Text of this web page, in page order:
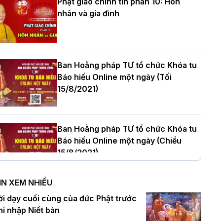
thượng Thích Quảng Tùng tái đắc
Trưởng BTS GHPGVN thành phố Hải
nhiệm kỳ 2026 – 2031
tọa Thích Tâm Chính được suy
tân Trưởng ban Trị sự GHPGVN tỉnh
Nội: Tăng Ni Trường hạ Bồ Đề trang
tác pháp Tiền an cư PL.2570 –
nhân và gia đình
Ban Hoằng pháp TƯ tổ chức Khóa tu
Báo hiếu Online một ngày (Tối
15/8/2021)
Ban Hoằng pháp TƯ tổ chức Khóa tu
Báo hiếu Online một ngày (Chiều
15/8/2021)
Ban Hoằng pháp TƯ tổ chức Khóa tu
Báo hiếu Online một ngày (Sáng
15/8/2021)
XEM NHIỀU
dạy cuối cùng của đức Phật trước
nhập Niết bàn